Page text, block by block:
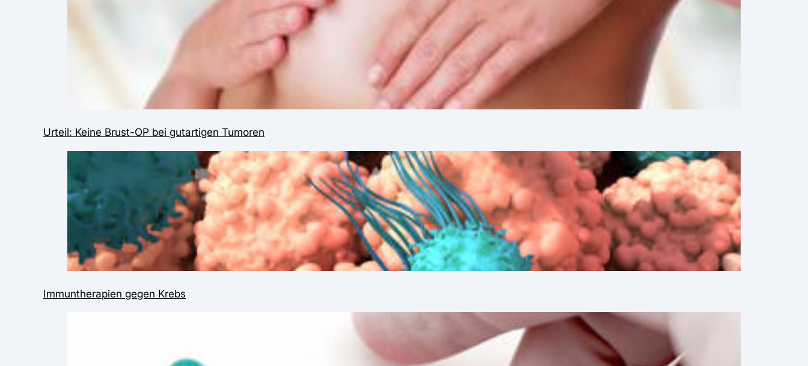
Urteil: Keine Brust-OP bei gutartigen Tumoren
Immuntherapien gegen Krebs